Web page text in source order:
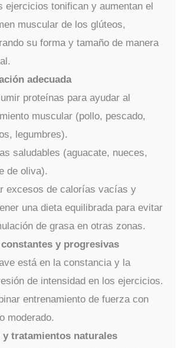
ejercicios tonifican y aumentan el
muscular de los glúteos,
su forma y tamaño de manera
adecuada
proteínas para ayudar al
muscular (pollo, pescado,
legumbres).
saludables (aguacate, nueces,
de oliva).
excesos de calorías vacías y
una dieta equilibrada para evitar
de grasa en otras zonas.
constantes y progresivas
está en la constancia y la
de intensidad en los ejercicios.
entrenamiento de fuerza con
moderado.
y tratamientos naturales